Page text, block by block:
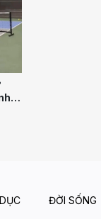
ĐỜI SỐNG